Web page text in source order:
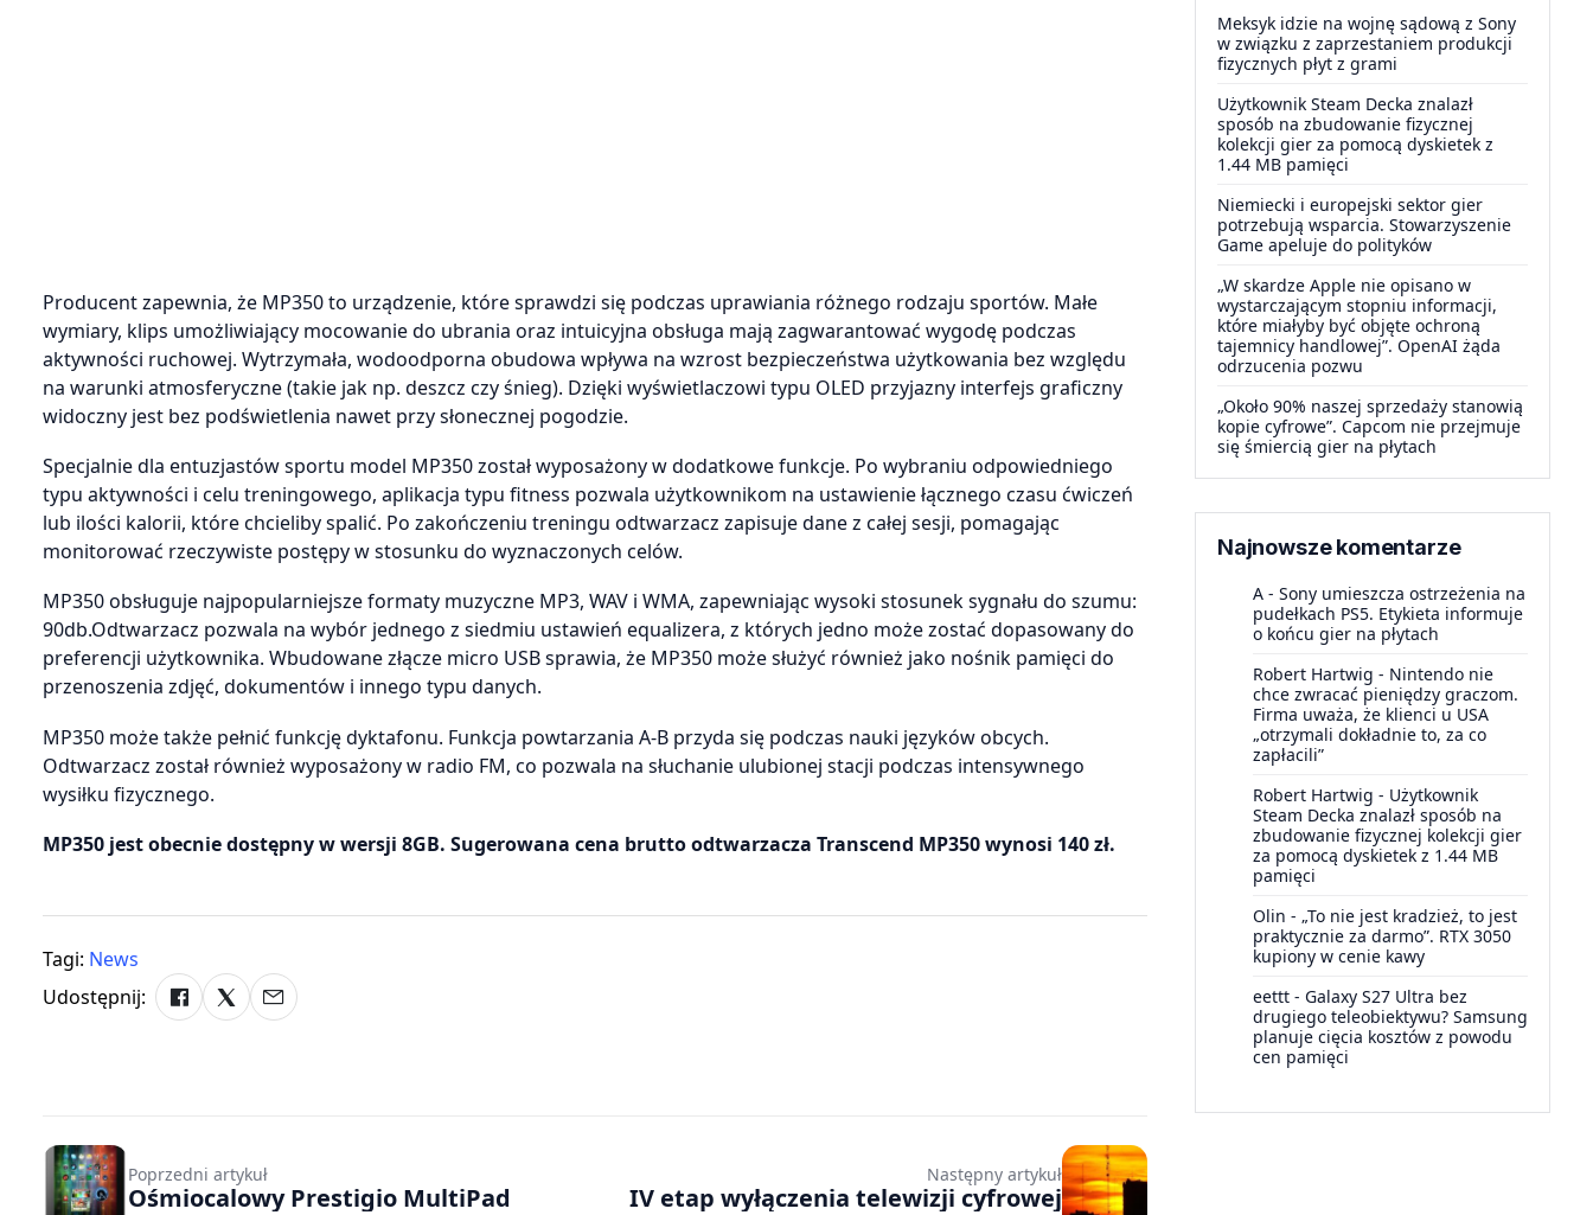
Producent zapewnia, że MP350 to urządzenie, które sprawdzi się podczas uprawiania różnego rodzaju sportów. Małe
wymiary, klips umożliwiający mocowanie do ubrania oraz intuicyjna obsługa mają zagwarantować wygodę podczas
aktywności ruchowej. Wytrzymała, wodoodporna obudowa wpływa na wzrost bezpieczeństwa użytkowania bez względu
na warunki atmosferyczne (takie jak np. deszcz czy śnieg). Dzięki wyświetlaczowi typu OLED przyjazny interfejs graficzny
widoczny jest bez podświetlenia nawet przy słonecznej pogodzie.
Specjalnie dla entuzjastów sportu model MP350 został wyposażony w dodatkowe funkcje. Po wybraniu odpowiedniego
typu aktywności i celu treningowego, aplikacja typu fitness pozwala użytkownikom na ustawienie łącznego czasu ćwiczeń
lub ilości kalorii, które chcieliby spalić. Po zakończeniu treningu odtwarzacz zapisuje dane z całej sesji, pomagając
monitorować rzeczywiste postępy w stosunku do wyznaczonych celów.
MP350 obsługuje najpopularniejsze formaty muzyczne MP3, WAV i WMA, zapewniając wysoki stosunek sygnału do szumu:
90db.Odtwarzacz pozwala na wybór jednego z siedmiu ustawień equalizera, z których jedno może zostać dopasowany do
preferencji użytkownika. Wbudowane złącze micro USB sprawia, że MP350 może służyć również jako nośnik pamięci do
przenoszenia zdjęć, dokumentów i innego typu danych.
MP350 może także pełnić funkcję dyktafonu. Funkcja powtarzania A-B przyda się podczas nauki języków obcych.
Odtwarzacz został również wyposażony w radio FM, co pozwala na słuchanie ulubionej stacji podczas intensywnego
wysiłku fizycznego.
MP350 jest obecnie dostępny w wersji 8GB. Sugerowana cena brutto odtwarzacza Transcend MP350 wynosi 140 zł.
Tagi: News
Udostępnij:
Meksyk idzie na wojnę sądową z Sony
w związku z zaprzestaniem produkcji
fizycznych płyt z grami
Użytkownik Steam Decka znalazł
sposób na zbudowanie fizycznej
kolekcji gier za pomocą dyskietek z
1.44 MB pamięci
Niemiecki i europejski sektor gier
potrzebują wsparcia. Stowarzyszenie
Game apeluje do polityków
„W skardze Apple nie opisano w
wystarczającym stopniu informacji,
które miałyby być objęte ochroną
tajemnicy handlowej”. OpenAI żąda
odrzucenia pozwu
„Około 90% naszej sprzedaży stanowią
kopie cyfrowe”. Capcom nie przejmuje
się śmiercią gier na płytach
Najnowsze komentarze
A - Sony umieszcza ostrzeżenia na
pudełkach PS5. Etykieta informuje
o końcu gier na płytach
Robert Hartwig - Nintendo nie
chce zwracać pieniędzy graczom.
Firma uważa, że klienci u USA
„otrzymali dokładnie to, za co
zapłacili”
Robert Hartwig - Użytkownik
Steam Decka znalazł sposób na
zbudowanie fizycznej kolekcji gier
za pomocą dyskietek z 1.44 MB
pamięci
Olin - „To nie jest kradzież, to jest
praktycznie za darmo”. RTX 3050
kupiony w cenie kawy
eettt - Galaxy S27 Ultra bez
drugiego teleobiektywu? Samsung
planuje cięcia kosztów z powodu
cen pamięci
Poprzedni artykuł
Ośmiocalowy Prestigio MultiPad
Następny artykuł
IV etap wyłączenia telewizji cyfrowej